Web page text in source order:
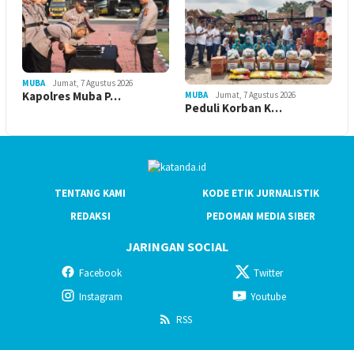
MUBA Jumat, 7 Agustus 2026
Kapolres Muba P… MUBA Jumat, 7 Agustus 2026
Peduli Korban K…
TENTANG KAMI
KODE ETIK JURNALISTIK
REDAKSI
PEDOMAN MEDIA SIBER
JARINGAN SOCIAL
Facebook
Twitter
Instagram
Youtube
RSS